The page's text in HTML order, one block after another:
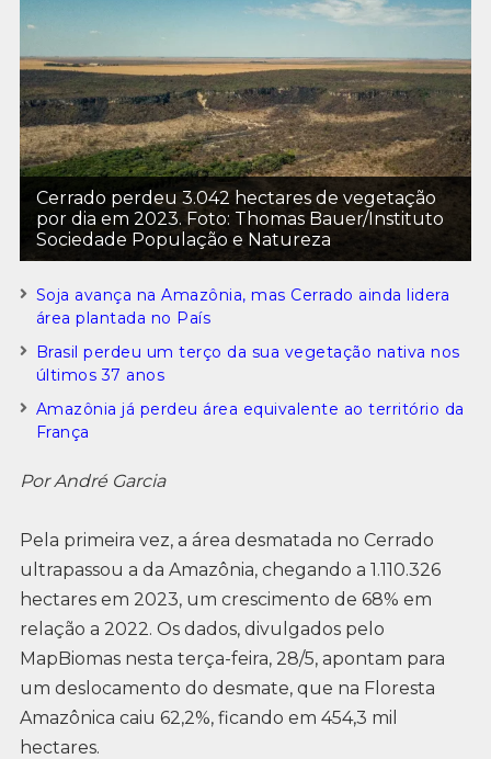
Cerrado perdeu 3.042 hectares de vegetação
por dia em 2023. Foto: Thomas Bauer/Instituto
Sociedade População e Natureza
Soja avança na Amazônia, mas Cerrado ainda lidera
área plantada no País
Brasil perdeu um terço da sua vegetação nativa nos
últimos 37 anos
Amazônia já perdeu área equivalente ao território da
França
Por André Garcia
Pela primeira vez, a área desmatada no Cerrado
ultrapassou a da Amazônia, chegando a 1.110.326
hectares em 2023, um crescimento de 68% em
relação a 2022. Os dados, divulgados pelo
MapBiomas nesta terça-feira, 28/5, apontam para
um deslocamento do desmate, que na Floresta
Amazônica caiu 62,2%, ficando em 454,3 mil
hectares.